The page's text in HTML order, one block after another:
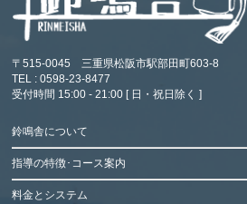
〒515-0045 三重県松阪市駅部田町603-8
TEL : 0598-23-8477
受付時間 15:00 - 21:00 [ 日・祝日除く ]
鈴鳴舎について
指導の特徴･コース案内
料金とシステム